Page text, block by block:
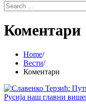
Search
for:
Коментари
Home
Вести
Коментари